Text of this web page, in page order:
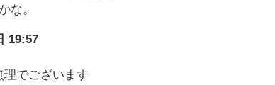
な。
19:57
でございます